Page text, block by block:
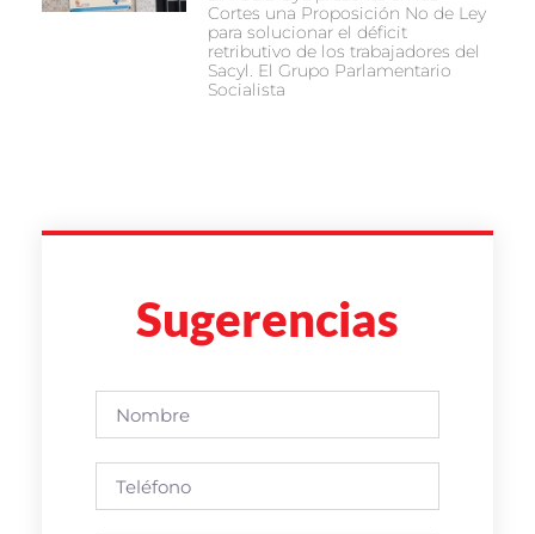
Cortes una Proposición No de Ley
para solucionar el déficit
retributivo de los trabajadores del
Sacyl. El Grupo Parlamentario
Socialista
Sugerencias